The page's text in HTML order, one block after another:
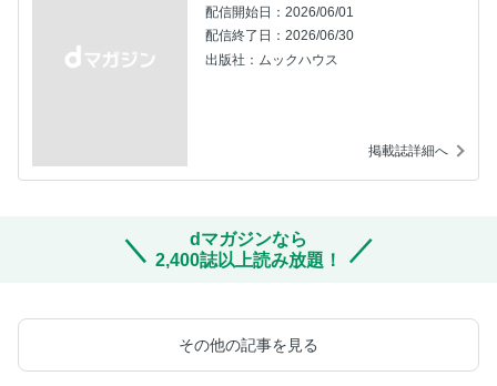
配信開始日：2026/06/01
配信終了日：2026/06/30
出版社：ムックハウス
掲載誌詳細へ
dマガジンなら
2,400誌以上読み放題！
その他の記事を見る